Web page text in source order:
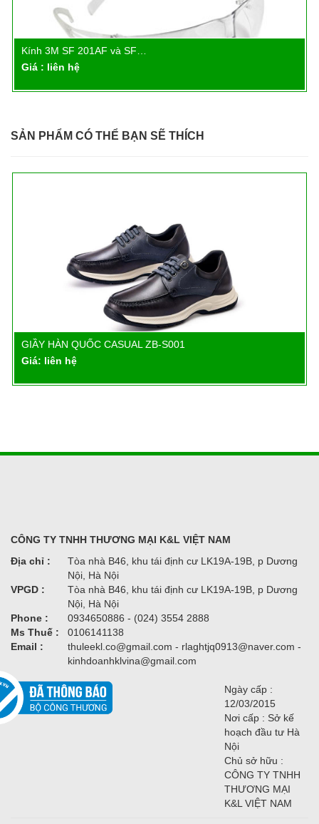
Kính 3M SF 201AF và SF…
Giá : liên hệ
SẢN PHẨM CÓ THỂ BẠN SẼ THÍCH
Chi tiết
GIẦY HÀN QUỐC CASUAL ZB-S001
Giá: liên hệ
CÔNG TY TNHH THƯƠNG MẠI K&L VIỆT NAM
Địa chỉ :
Tòa nhà B46, khu tái định cư LK19A-19B, p Dương
Nội, Hà Nội
VPGD :
Tòa nhà B46, khu tái định cư LK19A-19B, p Dương
Nội, Hà Nội
Phone :
0934650886 - (024) 3554 2888
Ms Thuế :
0106141138
Email :
thuleekl.co@gmail.com - rlaghtjq0913@naver.com -
kinhdoanhklvina@gmail.com
Ngày cấp :
12/03/2015
Nơi cấp : Sở kế
hoạch đầu tư Hà
Nội
Chủ sở hữu :
CÔNG TY TNHH
THƯƠNG MẠI
K&L VIỆT NAM